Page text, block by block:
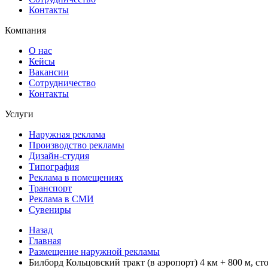
Контакты
Компания
О нас
Кейсы
Вакансии
Сотрудничество
Контакты
Услуги
Наружная реклама
Производство рекламы
Дизайн-студия
Типография
Реклама в помещениях
Транспорт
Реклама в СМИ
Сувениры
Назад
Главная
Размещение наружной рекламы
Билборд Кольцовский тракт (в аэропорт) 4 км + 800 м,